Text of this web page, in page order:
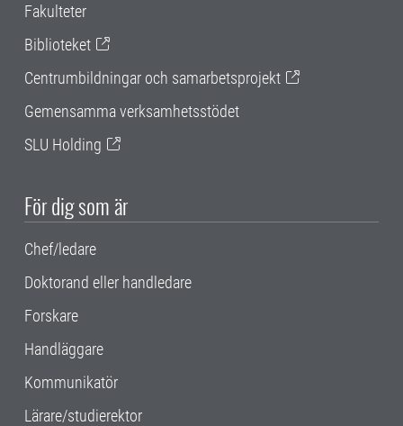
Fakulteter
Biblioteket
Centrumbildningar och samarbetsprojekt
Gemensamma verksamhetsstödet
SLU Holding
För dig som är
Chef/ledare
Doktorand eller handledare
Forskare
Handläggare
Kommunikatör
Lärare/studierektor